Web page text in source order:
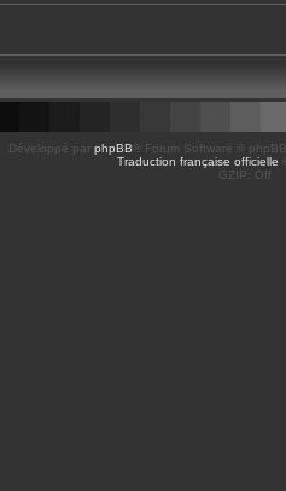
Développé par phpBB ® Forum Software ©
Traduction française officielle
GZIP: Off